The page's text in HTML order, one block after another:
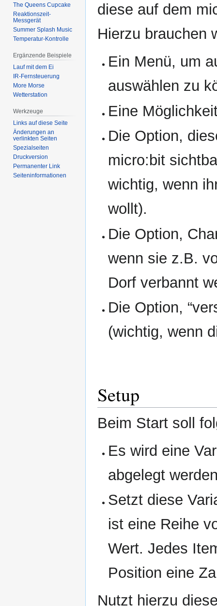
diese auf dem
Hierzu brauchen
Ein Menü, um
auswählen zu
Eine
Die Option,
micro:bit
wichtig, wenn
wollt).
Die Option,
wenn sie z.B.
Dorf verbannt
Die Option,
(wichtig, wenn
Setup
Beim Start soll
Es wird eine
abgelegt
Setzt diese
ist eine Reihe
Wert. Jedes
Position eine
Nutzt hierzu
The Queens Cupcake
Reaktionszeit-
Messgerät
Summer Splash Music
Temperatur-Kontrolle
Ergänzende Beispiele
Lauf mit dem Ei
IR-Fernsteuerung
More Morse
Wetterstation
Werkzeuge
Links auf diese Seite
Änderungen an
verlinkten Seiten
Spezialseiten
Druckversion
Permanenter Link
Seiten­­informationen